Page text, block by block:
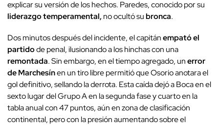
explicar su versión de los hechos. Paredes, conocido por su
liderazgotemperamental, no ocultó subronca.
Dos minutos después del incidente, el capitánempató el
partidode penal, ilusionando a los hinchas con una
remontada. Sin embargo, en el tiempo agregado, unerror
de Marchesínen un tiro libre permitió que Osorio anotara el
gol definitivo, sellando la derrota. Esta caída dejó a Boca en el
sexto lugar del Grupo A en la segunda fase y cuarto en la
tabla anual con 47 puntos, aún en zona de clasificación
continental, pero con la presión aumentando sobre el